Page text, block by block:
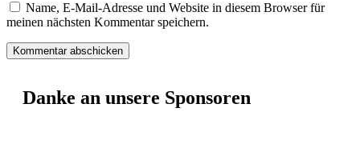
Name, E-Mail-Adresse und Website in diesem Browser für
meinen nächsten Kommentar speichern.
Danke an unsere Sponsoren